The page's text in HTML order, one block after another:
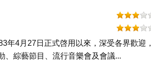
年4月27日正式啓用以來，深受各界歡迎，
、綜藝節目、流行音樂會及會議...